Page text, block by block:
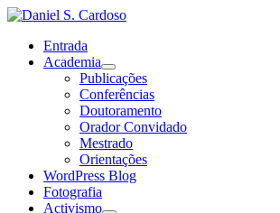
Entrada
Academia
Publicações
Conferências
Doutoramento
Orador Convidado
Mestrado
Orientações
WordPress Blog
Fotografia
Activismo